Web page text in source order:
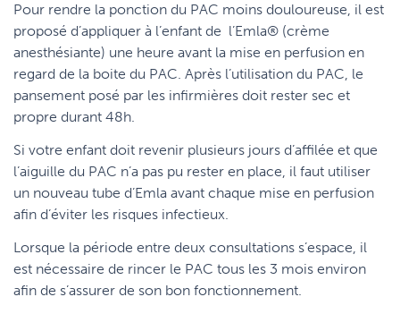
Pour rendre la ponction du PAC moins douloureuse, il est
proposé d’appliquer à l’enfant de l’Emla® (crème
anesthésiante) une heure avant la mise en perfusion en
regard de la boite du PAC. Après l’utilisation du PAC, le
pansement posé par les infirmières doit rester sec et
propre durant 48h.
Si votre enfant doit revenir plusieurs jours d’affilée et que
l’aiguille du PAC n’a pas pu rester en place, il faut utiliser
un nouveau tube d’Emla avant chaque mise en perfusion
afin d’éviter les risques infectieux.
Lorsque la période entre deux consultations s’espace, il
est nécessaire de rincer le PAC tous les 3 mois environ
afin de s’assurer de son bon fonctionnement.